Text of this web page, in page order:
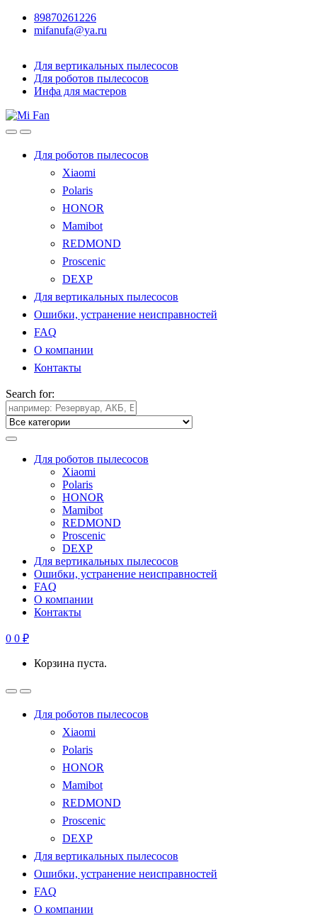
89870261226
mifanufa@ya.ru
Для вертикальных пылесосов
Для роботов пылесосов
Инфа для мастеров
Для роботов пылесосов
Xiaomi
Polaris
HONOR
Mamibot
REDMOND
Proscenic
DEXP
Для вертикальных пылесосов
Ошибки, устранение неисправностей
FAQ
О компании
Контакты
Search for:
Для роботов пылесосов
Xiaomi
Polaris
HONOR
Mamibot
REDMOND
Proscenic
DEXP
Для вертикальных пылесосов
Ошибки, устранение неисправностей
FAQ
О компании
Контакты
0 0 ₽
Корзина пуста.
Для роботов пылесосов
Xiaomi
Polaris
HONOR
Mamibot
REDMOND
Proscenic
DEXP
Для вертикальных пылесосов
Ошибки, устранение неисправностей
FAQ
О компании